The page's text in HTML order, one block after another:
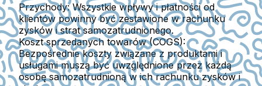
Przychody:Wszystkie wpływy i płatności od
klientów powinny być zestawione w rachunku
zysków i strat samozatrudnionego.
Koszt sprzedanych towarów (COGS):
Bezpośrednie koszty związane z produktami i
usługami muszą być uwzględnione przez każdą
osobę samozatrudnioną w ich rachunku zysków i